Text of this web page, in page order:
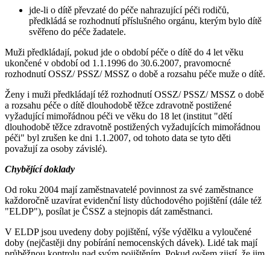
jde-li o dítě převzaté do péče nahrazující péči rodičů,
předkládá se rozhodnutí příslušného orgánu, kterým bylo dítě
svěřeno do péče žadatele.
Muži předkládají, pokud jde o období péče o dítě do 4 let věku
ukončené v období od 1.1.1996 do 30.6.2007, pravomocné
rozhodnutí OSSZ/ PSSZ/ MSSZ o době a rozsahu péče muže o dítě.
Ženy i muži předkládají též rozhodnutí OSSZ/ PSSZ/ MSSZ o době
a rozsahu péče o dítě dlouhodobě těžce zdravotně postižené
vyžadující mimořádnou péči ve věku do 18 let (institut "dětí
dlouhodobě těžce zdravotně postižených vyžadujících mimořádnou
péči" byl zrušen ke dni 1.1.2007, od tohoto data se tyto děti
považují za osoby závislé).
Chybějící doklady
Od roku 2004 mají zaměstnavatelé povinnost za své zaměstnance
každoročně uzavírat evidenční listy důchodového pojištění (dále též
"ELDP"), posílat je ČSSZ a stejnopis dát zaměstnanci.
V ELDP jsou uvedeny doby pojištění, výše výdělku a vyloučené
doby (nejčastěji dny pobírání nemocenských dávek). Lidé tak mají